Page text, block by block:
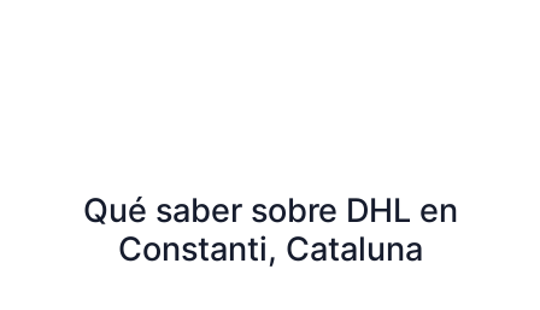
Qué saber sobre DHL en
Constanti, Cataluna